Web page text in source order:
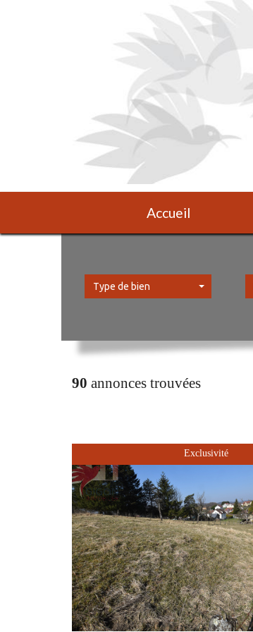
Accueil
Type de bien
90 annonces trouvées
Exclusivité